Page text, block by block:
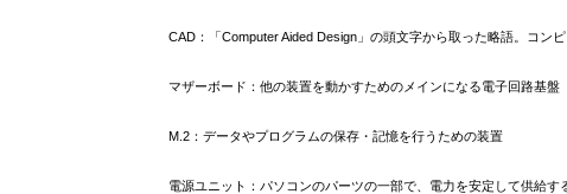
CAD：「Computer Aided Design」の頭文字から取った略語。 コン
マザーボード：他の装置を動かすためのメインになる電子回路基盤
M.2：データやプログラムの保存・記憶を行うための装置
電源ユニット：パソコンのパーツの一部で、電力を安定して供給す